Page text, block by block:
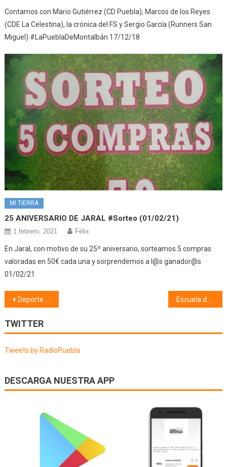
Contamos con Mario Gutiérrez (CD Puebla), Marcos de los Reyes
(CDE La Celestina), la crónica del FS y Sergio García (Runners San
Miguel) #LaPueblaDeMontalbán 17/12/18
MI TIERRA
25 ANIVERSARIO DE JARAL #Sorteo (01/02/21)
1 febrero, 2021 Félix
En Jaral, con motivo de su 25º aniversario, sorteamos 5 compras
valoradas en 50€ cada una y sorprendemos a l@s ganador@s
01/02/21
Navegación
de
entradas
Deporte (27/06/22)
TWITTER
Tweets by RadioPuebla
DESCARGA NUESTRA APP